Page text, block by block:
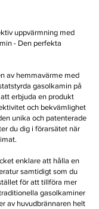
uppvärmning med
- Den perfekta
av hemmavärme med
gasolkamin på
erbjuda en produkt
och bekvämlighet
unika och patenterade
du dig i förarsätet när
enklare att hålla en
samtidigt som du
för att tillföra mer
gasolkaminer
av huvudbrännaren helt